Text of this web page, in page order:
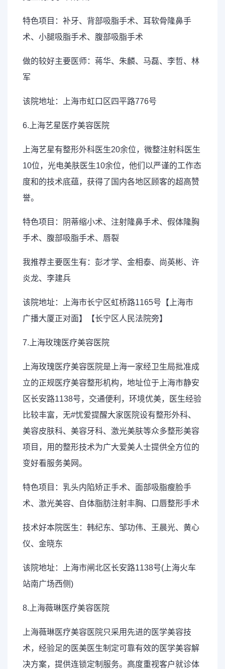
特色项目：补牙、背部吸脂手术、耳软骨隆鼻手
术、小腿吸脂手术、腹部吸脂手术
做的较好主要医师：蒋华、朱麟、马磊、李哲、林
军
该院地址：上海市虹口区四平路776号
6.上海艺星医疗美容医院
上海艺星有整形外科医生20余位，微整注射科医生
10位，光电美肤医生10余位，他们以严谨的工作态
度和的技术底蕴，获得了国内各地区顾客的超高赞
誉。
特色项目：阴蒂缩小术、注射隆鼻手术、假体隆胸
手术、腹部吸脂手术、唇裂
我推荐主要医生有：彭才学、金相泰、尚英彬、许
炎龙、李建兵
该院地址：上海市长宁区虹桥路1165号【上海市
广播大厦正对面】【长宁区人民法院旁】
7.上海玫瑰医疗美容医院
上海玫瑰医疗美容医院是上海一家经卫生局批准成
立的正规医疗美容整形机构，地址位于上海市静安
区长安路1138号，交通便利，环境优美，医生经验
比较丰富，无#忧爱提醒大家医院设有整形外科、
美容皮肤科、美容牙科、激光美肤等众多整形美容
项目，用的整形技术为广大爱美人士提供全方位的
变好看服务美网。
特色项目：乳头内陷矫正手术、面部吸脂瘦脸手
术、激光美容、自体脂肪注射丰胸、口唇整形手术
技术好本院医生：韩纪东、邹功伟、王晨光、黄心
仪、金晓东
该院地址：上海市闸北区长安路1138号(上海火车
站南广场西侧)
8.上海薇琳医疗美容医院
上海薇琳医疗美容医院只采用先进的医学美容技
术，经验足的医美医生制定可靠有效的医学美容解
决方案，提供连锁定制服务。高度重视客户就诊体